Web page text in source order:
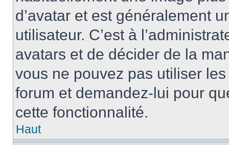
d’avatar et est généralement
utilisateur. C’est à
avatars et de décider de la
vous ne pouvez pas utiliser
forum et demandez-lui pour
cette fonctionnalité.
Haut